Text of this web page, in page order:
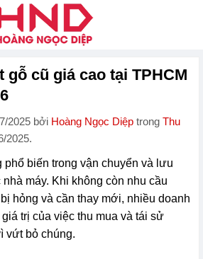
gỗ cũ giá cao tại TPHCM
2025 bởi Hoàng Ngọc Diệptrong Thu
2025.
biến trong vận chuyển và lưu
máy. Khi không còn nhu cầu
hỏng và cần thay mới, nhiều doanh
trị của việc thu mua và tái sử
vứt bỏ chúng.